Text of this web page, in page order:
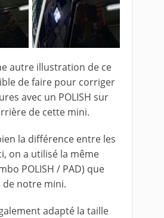
autre illustration de ce
de faire pour corriger
avec un POLISH sur
de cette mini.
la différence entre les
on a utilisé la même
POLISH / PAD) que
notre mini.
adapté la taille